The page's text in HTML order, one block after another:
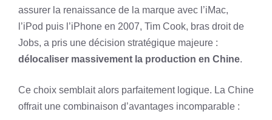
assurer la renaissance de la marque avec l’iMac,
l’iPod puis l’iPhone en 2007, Tim Cook, bras droit de
Jobs, a pris une décision stratégique majeure :
délocaliser massivement la production en Chine.
Ce choix semblait alors parfaitement logique. La Chine
offrait une combinaison d’avantages incomparable :